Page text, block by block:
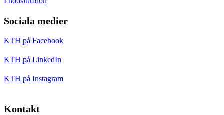
Sociala medier
KTH på Facebook
KTH på LinkedIn
KTH på Instagram
Kontakt